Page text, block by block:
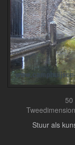
50
Stuur als